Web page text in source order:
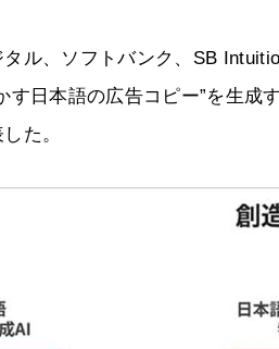
ル、ソフトバンク、SB
す日本語の広告コピー”を生
た。